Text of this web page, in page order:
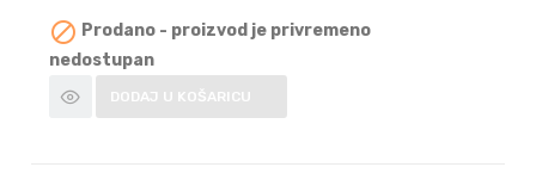
 Prodano - proizvod je privremeno
nedostupan
DODAJ U KOŠARICU